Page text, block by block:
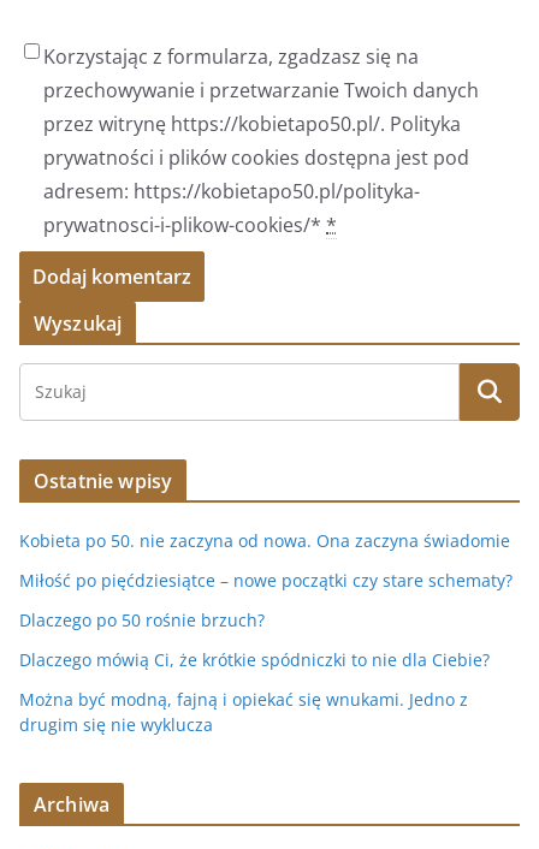
Korzystając z formularza, zgadzasz się na
przechowywanie i przetwarzanie Twoich danych
przez witrynę https://kobietapo50.pl/. Polityka
prywatności i plików cookies dostępna jest pod
adresem: https://kobietapo50.pl/polityka-
prywatnosci-i-plikow-cookies/* *
Wyszukaj
Ostatnie wpisy
Kobieta po 50. nie zaczyna od nowa. Ona zaczyna świadomie
Miłość po pięćdziesiątce – nowe początki czy stare schematy?
Dlaczego po 50 rośnie brzuch?
Dlaczego mówią Ci, że krótkie spódniczki to nie dla Ciebie?
Można być modną, fajną i opiekać się wnukami. Jedno z
drugim się nie wyklucza
Archiwa